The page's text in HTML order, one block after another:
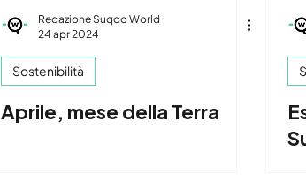
Redazione Suqqo World
24 apr 2024
Sostenibilità
Aprile, mese della Terra